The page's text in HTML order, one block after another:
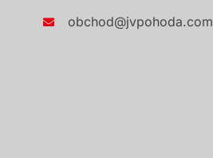
obchod@jvpohoda.com